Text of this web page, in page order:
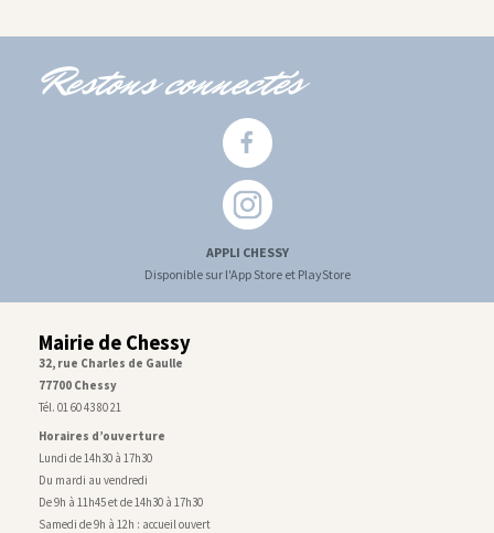
Restons connectés
APPLI CHESSY
Disponible sur l'App Store et PlayStore
Mairie de Chessy
32, rue Charles de Gaulle
77700 Chessy
Tél. 01 60 43 80 21
Horaires d’ouverture
Lundi de 14h30 à 17h30
Du mardi au vendredi
De 9h à 11h45 et de 14h30 à 17h30
Samedi de 9h à 12h : accueil ouvert